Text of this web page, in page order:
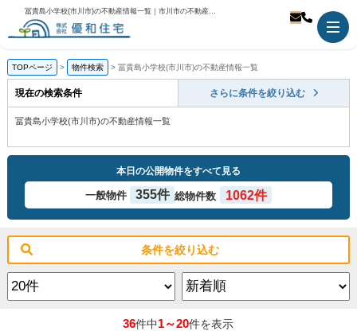
冨貴島小学校(市川市)の不動産情報一覧｜市川市の不動産のことなら優和住宅
TOPページ 物件検索 冨貴島小学校(市川市)の不動産情報一覧
現在の検索条件 さらに条件を絞り込む
冨貴島小学校(市川市)の不動産情報一覧
本日の公開物件をすべて見る
一般物件 355件 総物件数 1062件
条件を絞り込む
36件中1～20件を表示